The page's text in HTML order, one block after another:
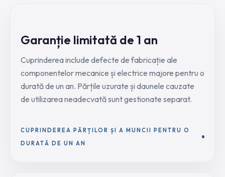
Garanție limitată de 1 an
Cuprinderea include defecte de fabricație ale
componentelor mecanice și electrice majore pentru o
durată de un an. Părțile uzurate și daunele cauzate
de utilizarea neadecvată sunt gestionate separat.
CUPRINDEREA PĂRȚILOR ȘI A MUNCII PENTRU O
DURATĂ DE UN AN